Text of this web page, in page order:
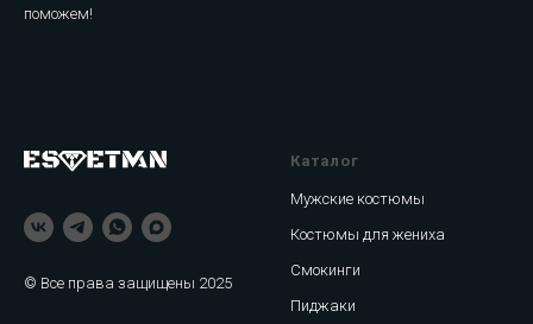
поможем!
© Все права защищены 2025
Каталог
Мужские костюмы
Костюмы для жениха
Смокинги
Пиджаки